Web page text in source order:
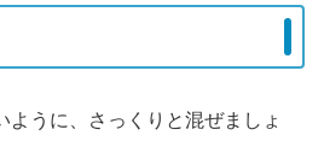
ように、さっくりと混ぜましょ